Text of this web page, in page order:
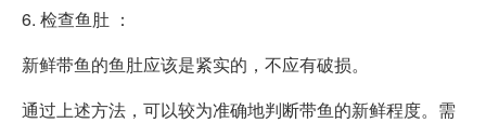
6. 检查鱼肚 ：
新鲜带鱼的鱼肚应该是紧实的，不应有破损。
通过上述方法，可以较为准确地判断带鱼的新鲜程度。需